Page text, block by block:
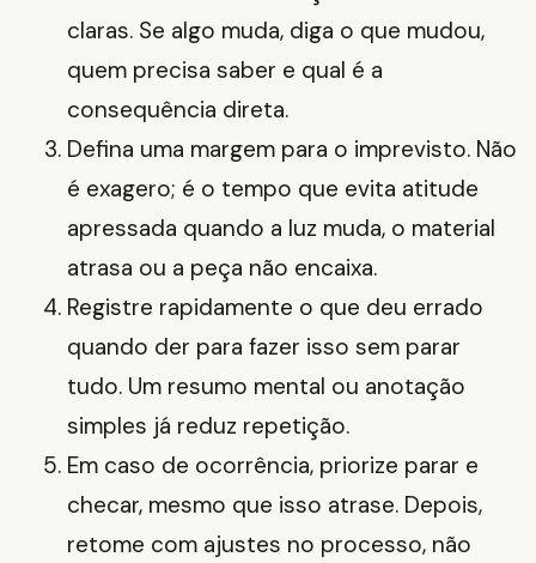
claras. Se algo muda, diga o que mudou,
quem precisa saber e qual é a
consequência direta.
Defina uma margem para o imprevisto. Não
é exagero; é o tempo que evita atitude
apressada quando a luz muda, o material
atrasa ou a peça não encaixa.
Registre rapidamente o que deu errado
quando der para fazer isso sem parar
tudo. Um resumo mental ou anotação
simples já reduz repetição.
Em caso de ocorrência, priorize parar e
checar, mesmo que isso atrase. Depois,
retome com ajustes no processo, não